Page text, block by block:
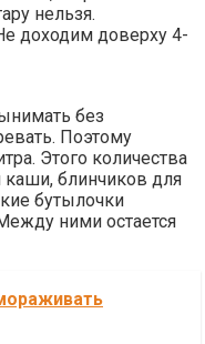
нельзя.
доходим доверху 4-
без
Поэтому
Этого количества
каши, блинчиков для
бутылочки
ними остается